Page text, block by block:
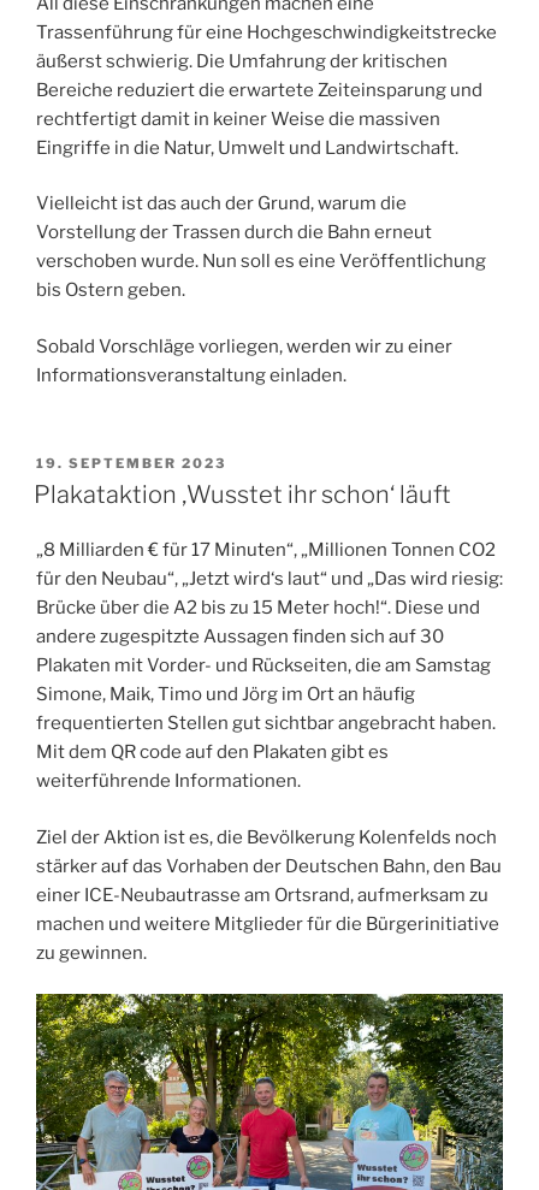
Trassenführung für eine Hochgeschwindigkeitstrecke
äußerst schwierig. Die Umfahrung der kritischen
Bereiche reduziert die erwartete Zeiteinsparung und
rechtfertigt damit in keiner Weise die massiven
Eingriffe in die Natur, Umwelt und Landwirtschaft.
Vielleicht ist das auch der Grund, warum die
Vorstellung der Trassen durch die Bahn erneut
verschoben wurde. Nun soll es eine Veröffentlichung
bis Ostern geben.
Sobald Vorschläge vorliegen, werden wir zu einer
Informationsveranstaltung einladen.
VERÖFFENTLICHT
AM
19. SEPTEMBER 2023
Plakataktion ‚Wusstet ihr schon‘ läuft
„8 Milliarden € für 17 Minuten“, „Millionen Tonnen CO2
für den Neubau“, „Jetzt wird‘s laut“ und „Das wird riesig:
Brücke über die A2 bis zu 15 Meter hoch!“. Diese und
andere zugespitzte Aussagen finden sich auf 30
Plakaten mit Vorder- und Rückseiten, die am Samstag
Simone, Maik, Timo und Jörg im Ort an häufig
frequentierten Stellen gut sichtbar angebracht haben.
Mit dem QR code auf den Plakaten gibt es
weiterführende Informationen.
Ziel der Aktion ist es, die Bevölkerung Kolenfelds noch
stärker auf das Vorhaben der Deutschen Bahn, den Bau
einer ICE-Neubautrasse am Ortsrand, aufmerksam zu
machen und weitere Mitglieder für die Bürgerinitiative
zu gewinnen.